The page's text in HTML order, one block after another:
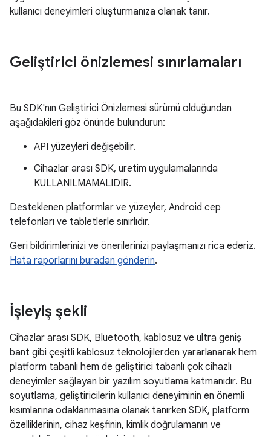
kullanıcı deneyimleri oluşturmanıza olanak tanır.
Geliştirici önizlemesi sınırlamaları
Bu SDK'nın Geliştirici Önizlemesi sürümü olduğundan
aşağıdakileri göz önünde bulundurun:
API yüzeyleri değişebilir.
Cihazlar arası SDK, üretim uygulamalarında
KULLANILMAMALIDIR.
Desteklenen platformlar ve yüzeyler, Android cep
telefonları ve tabletlerle sınırlıdır.
Geri bildirimlerinizi ve önerilerinizi paylaşmanızı rica ederiz.
Hata raporlarını buradan gönderin.
İşleyiş şekli
Cihazlar arası SDK, Bluetooth, kablosuz ve ultra geniş
bant gibi çeşitli kablosuz teknolojilerden yararlanarak hem
platform tabanlı hem de geliştirici tabanlı çok cihazlı
deneyimler sağlayan bir yazılım soyutlama katmanıdır. Bu
soyutlama, geliştiricilerin kullanıcı deneyiminin en önemli
kısımlarına odaklanmasına olanak tanırken SDK, platform
özelliklerinin, cihaz keşfinin, kimlik doğrulamanın ve